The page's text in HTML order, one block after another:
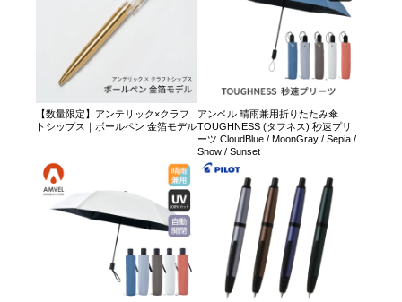
【数量限定】アンテリック×クラフ
トシップス｜ボールペン 金箔モデル
アンベル 晴雨兼用折りたたみ傘
TOUGHNESS (タフネス) 秒速プリ
ーツ CloudBlue / MoonGray / Sepia /
Snow / Sunset